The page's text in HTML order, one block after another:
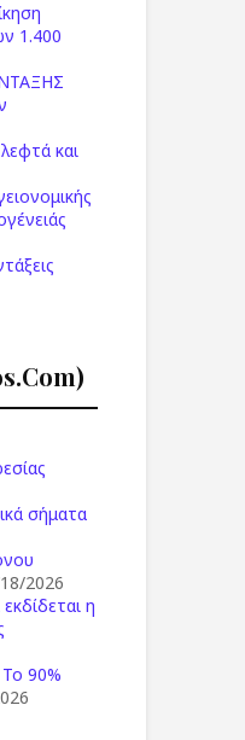
1.400
και
σήματα
2026
η
Το 90%